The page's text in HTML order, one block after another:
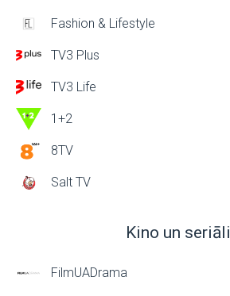
Fashion & Lifestyle
TV3 Plus
TV3 Life
1+2
8TV
Salt TV
Kino un seriāli
FilmUADrama